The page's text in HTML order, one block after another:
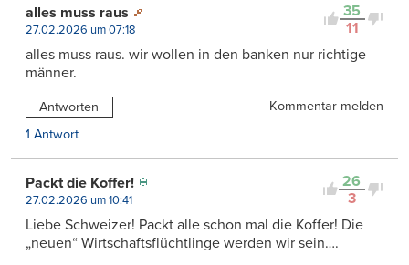
35
11
alles muss raus
27.02.2026 um 07:18
alles muss raus. wir wollen in den banken nur richtige
männer.
Antworten
Kommentar melden
1 Antwort
26
3
Packt die Koffer!
27.02.2026 um 10:41
Liebe Schweizer! Packt alle schon mal die Koffer! Die
„neuen“ Wirtschaftsflüchtlinge werden wir sein….